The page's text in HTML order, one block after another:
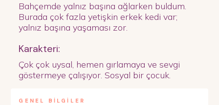
Bahçemde yalnız başına ağlarken buldum.
Burada çok fazla yetişkin erkek kedi var;
yalnız başına yaşaması zor.
Karakteri:
Çok çok uysal, hemen gırlamaya ve sevgi
göstermeye çalışıyor. Sosyal bir çocuk.
GENEL BİLGİLER